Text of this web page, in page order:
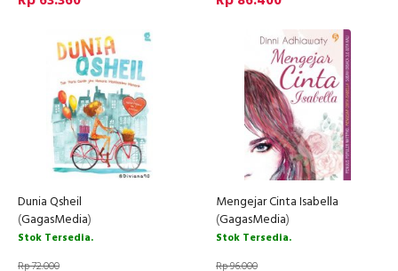
Dunia Qsheil
(GagasMedia)
Stok Tersedia.
Rp 72.000
Mengejar Cinta Isabella
(GagasMedia)
Stok Tersedia.
Rp 96.000